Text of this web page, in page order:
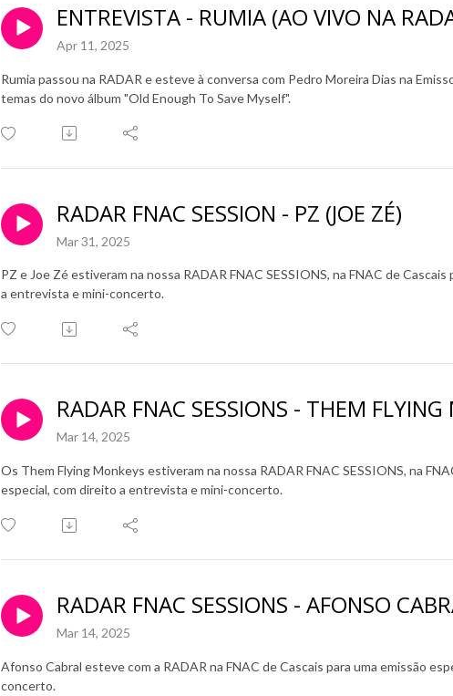
ENTREVISTA - RUMIA (AO VIVO NA
Apr 11, 2025
Rumia passou na RADAR e esteve à conversa com Pedro Moreira Dias na
temas do novo álbum "Old Enough To Save Myself".
RADAR FNAC SESSION - PZ (JOE ZÉ)
Mar 31, 2025
PZ e Joe Zé estiveram na nossa RADAR FNAC SESSIONS, na FNAC de
a entrevista e mini-concerto.
RADAR FNAC SESSIONS - THEM FLYING
Mar 14, 2025
Os Them Flying Monkeys estiveram na nossa RADAR FNAC SESSIONS, na
especial, com direito a entrevista e mini-concerto.
RADAR FNAC SESSIONS - AFONSO
Mar 14, 2025
Afonso Cabral esteve com a RADAR na FNAC de Cascais para uma emissão
concerto.